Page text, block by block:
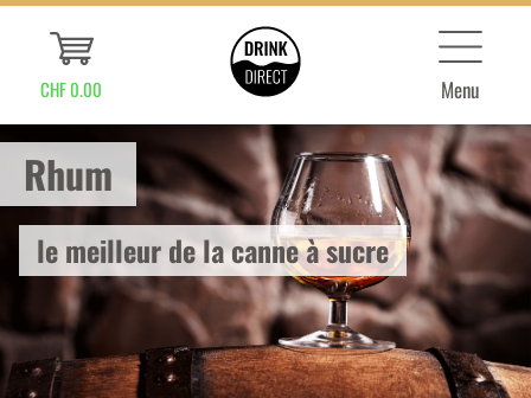
CHF 0.00 Menu
Rhum
le meilleur de la canne à sucre